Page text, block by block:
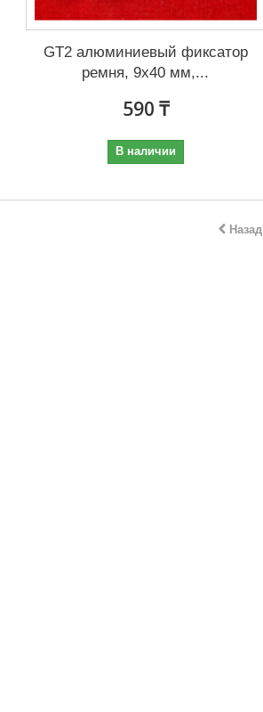
GT2 алюминиевый фиксатор
ремня, 9x40 мм,...
590 ₸
В наличии
Назад